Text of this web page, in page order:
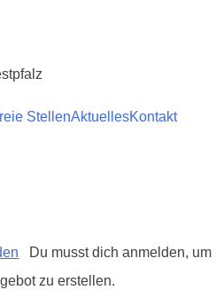
StellenAktuellesKontakt
zu erstellen.